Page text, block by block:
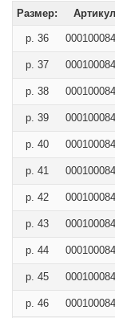
Размер:
р. 36
р. 37
р. 38
р. 39
р. 40
р. 41
р. 42
р. 43
р. 44
р. 45
р. 46